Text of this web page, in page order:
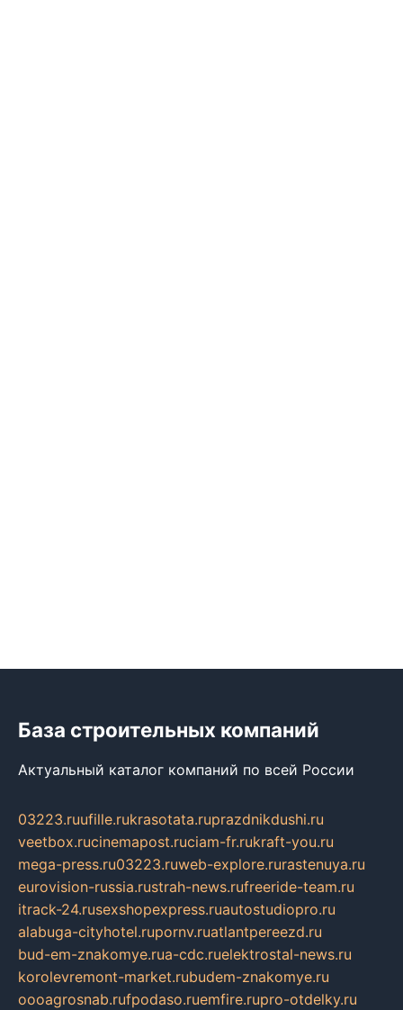
База строительных компаний
Актуальный каталог компаний по всей России
03223.ruufille.rukrasotata.ruprazdnikdushi.ru
veetbox.rucinemapost.ruciam-fr.rukraft-you.ru
mega-press.ru03223.ruweb-explore.rurastenuya.ru
eurovision-russia.rustrah-news.rufreeride-team.ru
itrack-24.rusexshopexpress.ruautostudiopro.ru
alabuga-cityhotel.rupornv.ruatlantpereezd.ru
bud-em-znakomye.rua-cdc.ruelektrostal-news.ru
korolevremont-market.rubudem-znakomye.ru
oooagrosnab.rufpodaso.ruemfire.rupro-otdelky.ru